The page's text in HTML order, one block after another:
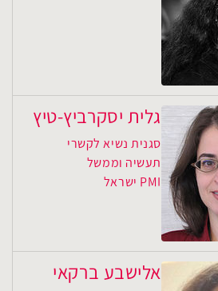
גלית יסקרביץ-טיץ
סגנית נשיא לקשרי
תעשיה וממשל
PMI ישראל
אלישבע ברקאי